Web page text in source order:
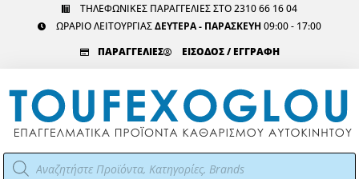
ΤΗΛΕΦΩΝΙΚΕΣ ΠΑΡΑΓΓΕΛΙΕΣ ΣΤΟ 2310 66 16 04
ΩΡΑΡΙΟ ΛΕΙΤΟΥΡΓΙΑΣΔΕΥΤΕΡΑ - ΠΑΡΑΣΚΕΥΗ 09:00 - 17:00
ΠΑΡΑΓΓΕΛΙΕΣ
ΕΙΣΟΔΟΣ / ΕΓΓΡΑΦΗ
Αναζήτηση
προϊόντων